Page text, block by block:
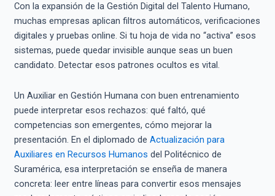
Con la expansión de la Gestión Digital del Talento Humano,
muchas empresas aplican filtros automáticos, verificaciones
digitales y pruebas online. Si tu hoja de vida no “activa” esos
sistemas, puede quedar invisible aunque seas un buen
candidato. Detectar esos patrones ocultos es vital.
Un Auxiliar en Gestión Humana con buen entrenamiento
puede interpretar esos rechazos: qué faltó, qué
competencias son emergentes, cómo mejorar la
presentación. En el diplomado de Actualización para
Auxiliares en Recursos Humanos del Politécnico de
Suramérica, esa interpretación se enseña de manera
concreta: leer entre líneas para convertir esos mensajes